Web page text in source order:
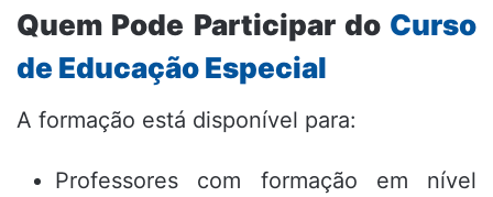
Quem Pode Participar do Curso
de Educação Especial
A formação está disponível para:
Professores com formação em nível